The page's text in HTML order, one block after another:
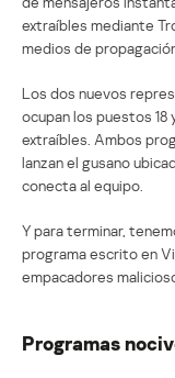
extraíbles mediante
medios de
Los dos nuevos
ocupan los puestos
extraíbles. Ambos
lanzan el gusano
conecta al equipo.
Y para terminar,
programa escrito en
empacadores
Programas